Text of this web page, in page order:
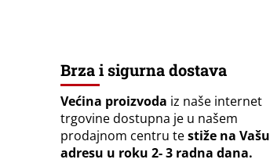
Brza i sigurna dostava
Većina proizvoda iz naše internet
trgovine dostupna je u našem
prodajnom centru testiže na Vašu
adresu u roku 2- 3 radna dana.